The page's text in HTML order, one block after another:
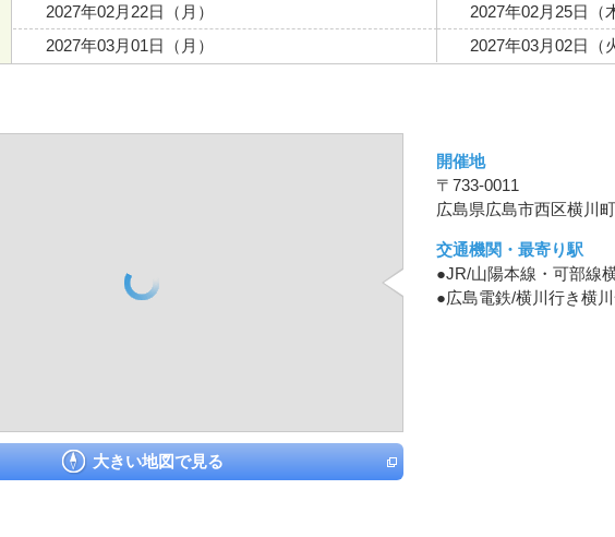
2027年02月22日（月）
2027年02月25日（
2027年03月01日（月）
2027年03月02日（
大きい地図で見る
開催地
〒733-0011
広島県広島市西区横川
交通機関・最寄り駅
●JR/山陽本線・可部線
●広島電鉄/横川行き横